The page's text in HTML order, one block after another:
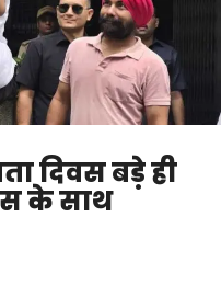
दिवस बड़े ही
के साथ